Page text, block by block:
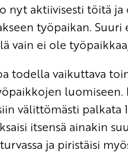
nyt aktiivisesti töitä
työpaikan.
vain ei ole
todella vaikuttava
luomiseen.
välittömästi
itsensä ainakin
ja piristäisi